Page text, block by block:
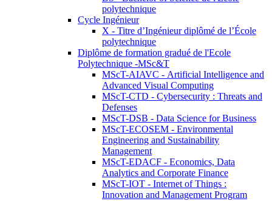
polytechnique
Cycle Ingénieur
X - Titre d’Ingénieur diplômé de l’École
polytechnique
Diplôme de formation gradué de l'Ecole
Polytechnique -MSc&T
MScT-AIAVC - Artificial Intelligence and
Advanced Visual Computing
MScT-CTD - Cybersecurity : Threats and
Defenses
MScT-DSB - Data Science for Business
MScT-ECOSEM - Environmental
Engineering and Sustainability
Management
MScT-EDACF - Economics, Data
Analytics and Corporate Finance
MScT-IOT - Internet of Things :
Innovation and Management Program